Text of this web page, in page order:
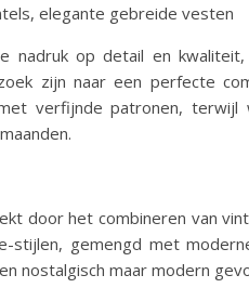
elegante gebreide vesten
nadruk op detail en
zijn naar een perfecte
verfijnde patronen,
door het combineren van
stijlen, gemengd met
nostalgisch maar modern